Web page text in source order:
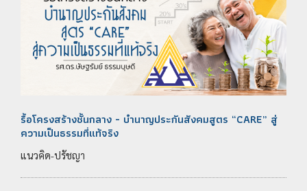
รื้อโครงสร้างชั้นกลาง - บำนาญประกันสังคมสูตร “CARE” สู่
ความเป็นธรรมที่แท้จริง
แนวคิด-ปรัชญา